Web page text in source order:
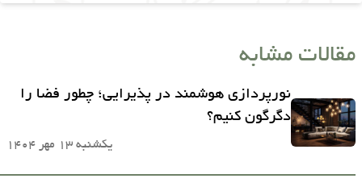
مقالات مشابه
نورپردازی هوشمند در پذیرایی؛ چطور فضا را
دگرگون کنیم؟
یکشنبه 13 مهر 1404